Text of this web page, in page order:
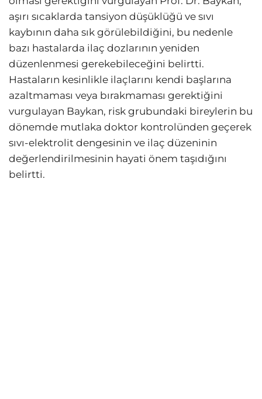
aşırı sıcaklarda tansiyon düşüklüğü ve sıvı
kaybının daha sık görülebildiğini, bu nedenle
bazı hastalarda ilaç dozlarının yeniden
düzenlenmesi gerekebileceğini belirtti.
Hastaların kesinlikle ilaçlarını kendi başlarına
azaltmaması veya bırakmaması gerektiğini
vurgulayan Baykan, risk grubundaki bireylerin bu
dönemde mutlaka doktor kontrolünden geçerek
sıvı-elektrolit dengesinin ve ilaç düzeninin
değerlendirilmesinin hayati önem taşıdığını
belirtti.